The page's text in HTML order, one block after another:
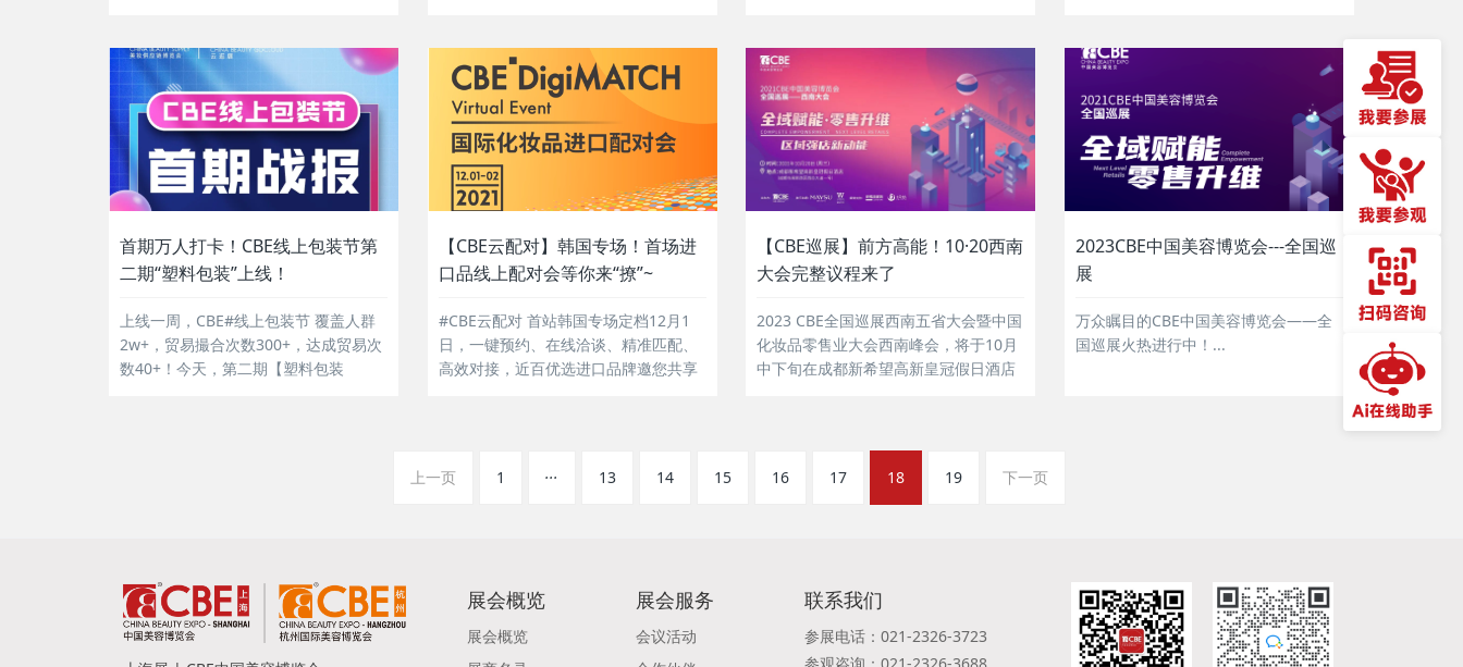
家，100+社群，以线上展览、内容直
播、专题展示、贸...
咖，在线对皮肤肌理及热门功效成分进
行深度剖析，结合爆款商业案例，助力
更多国产品牌突破重围。...
首期万人打卡！CBE线上包装节第
二期“塑料包装”上线！
上线一周，CBE#线上包装节 覆盖人群
2w+，贸易撮合次数300+，达成贸易次
数40+！今天，第二期【塑料包装
【CBE云配对】韩国专场！首场进
口品线上配对会等你来“撩”~
#CBE云配对 首站韩国专场定档12月1
日，一键预约、在线洽谈、精准匹配、
高效对接，近百优选进口品牌邀您共享
【CBE巡展】前方高能！10·20西南
大会完整议程来了
2023 CBE全国巡展西南五省大会暨中国
化妆品零售业大会西南峰会，将于10月
中下旬在成都新希望高新皇冠假日酒店
2023CBE中国美容博览会---全国巡
展
万众瞩目的CBE中国美容博览会——全
国巡展火热进行中！...
上一页 1 ... 13 14 15 16 17 18 19 下一页
展会概览
展会概览
展会服务
会议活动
联系我们
参展电话：021-2326-3723